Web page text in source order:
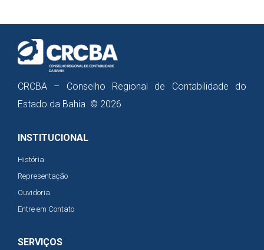
CRCBA – Conselho Regional de Contabilidade do
Estado da Bahia © 2026
INSTITUCIONAL
História
Representação
Ouvidoria
Entre em Contato
SERVIÇOS